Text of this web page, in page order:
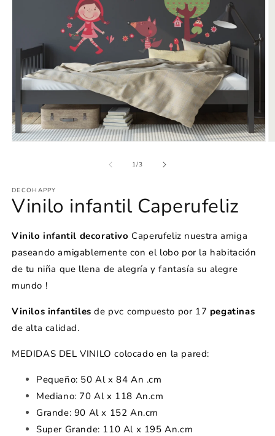
una
ventana
modal
1/de
3
DECOHAPPY
Vinilo infantil Caperufeliz
Vinilo infantil decorativo Caperufeliz nuestra amiga
paseando amigablemente con el lobo por la habitación
de tu niña que llena de alegría y fantasía su alegre
mundo !
Vinilos infantiles de pvc compuesto por 17 pegatinas
de alta calidad.
MEDIDAS DEL VINILO colocado en la pared:
Pequeño: 50 Al x 84 An .cm
Mediano: 70 Al x 118 An.cm
Grande: 90 Al x 152 An.cm
Super Grande: 110 Al x 195 An.cm